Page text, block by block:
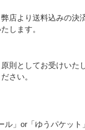
店より送料込みの決
します。
則としてお受けいた
さい。
ル」or「ゆうパケット